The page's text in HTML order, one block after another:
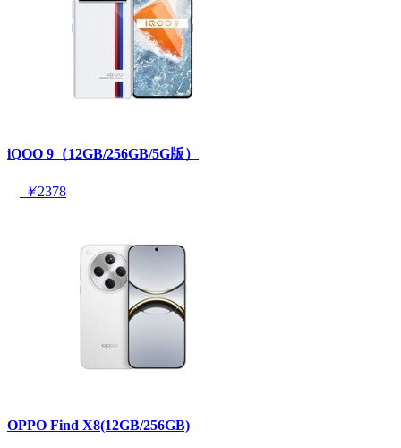
iQOO 9（12GB/256GB/5G版）
￥2378
OPPO Find X8(12GB/256GB)